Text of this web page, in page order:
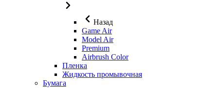
Назад
Game Air
Model Air
Premium
Airbrush Color
Пленка
Жидкость промывочная
Бумага